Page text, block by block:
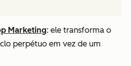
Marketing: ele transforma o
perpétuo em vez de um